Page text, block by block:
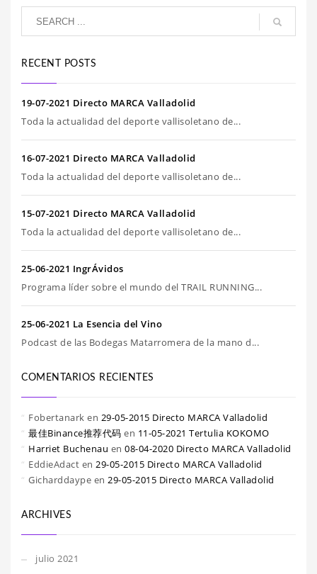
RECENT POSTS
19-07-2021 Directo MARCA Valladolid
Toda la actualidad del deporte vallisoletano de...
16-07-2021 Directo MARCA Valladolid
Toda la actualidad del deporte vallisoletano de...
15-07-2021 Directo MARCA Valladolid
Toda la actualidad del deporte vallisoletano de...
25-06-2021 IngrÁvidos
Programa líder sobre el mundo del TRAIL RUNNING...
25-06-2021 La Esencia del Vino
Podcast de las Bodegas Matarromera de la mano d...
COMENTARIOS RECIENTES
Fobertanark en 29-05-2015 Directo MARCA Valladolid
最佳Binance推荐代码 en 11-05-2021 Tertulia KOKOMO
Harriet Buchenau en 08-04-2020 Directo MARCA Valladolid
EddieAdact en 29-05-2015 Directo MARCA Valladolid
Gicharddaype en 29-05-2015 Directo MARCA Valladolid
ARCHIVES
julio 2021